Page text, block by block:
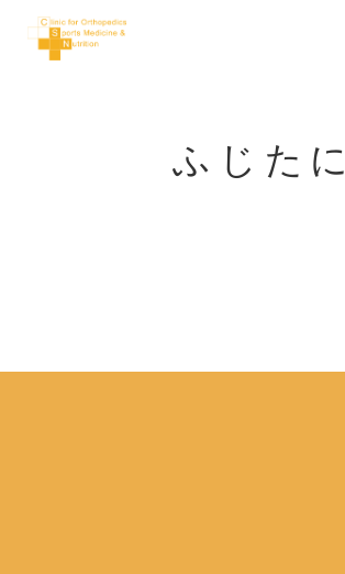
ふじたに